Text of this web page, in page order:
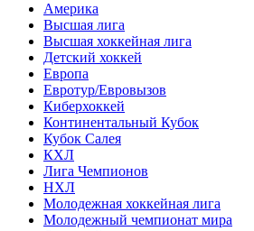
Америка
Высшая лига
Высшая хоккейная лига
Детский хоккей
Европа
Евротур/Евровызов
Киберхоккей
Континентальный Кубок
Кубок Салея
КХЛ
Лига Чемпионов
НХЛ
Молодежная хоккейная лига
Молодежный чемпионат мира